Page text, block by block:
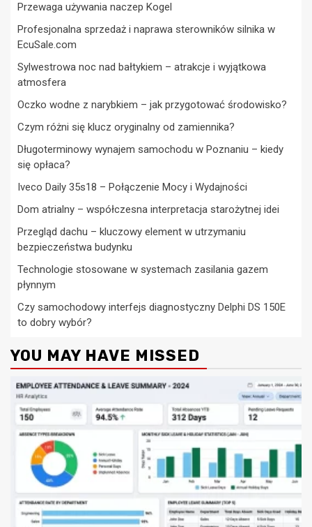
Przewaga używania naczep Kogel
Profesjonalna sprzedaż i naprawa sterowników silnika w
EcuSale.com
Sylwestrowa noc nad bałtykiem – atrakcje i wyjątkowa
atmosfera
Oczko wodne z narybkiem – jak przygotować środowisko?
Czym różni się klucz oryginalny od zamiennika?
Długoterminowy wynajem samochodu w Poznaniu – kiedy
się opłaca?
Iveco Daily 35s18 – Połączenie Mocy i Wydajności
Dom atrialny – współczesna interpretacja starożytnej idei
Przegląd dachu – kluczowy element w utrzymaniu
bezpieczeństwa budynku
Technologie stosowane w systemach zasilania gazem
płynnym
Czy samochodowy interfejs diagnostyczny Delphi DS 150E
to dobry wybór?
YOU MAY HAVE MISSED